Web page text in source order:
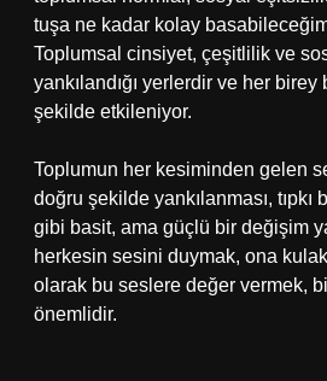
tuşa ne kadar kolay
Toplumsal cinsiyet, çeşitlilik ve
yankılandığı yerlerdir ve her birey
şekilde etkileniyor.
Toplumun her kesiminden gelen
doğru şekilde yankılanması,
gibi basit, ama güçlü bir değişim
herkesin sesini duymak, ona
olarak bu seslere değer vermek,
önemlidir.